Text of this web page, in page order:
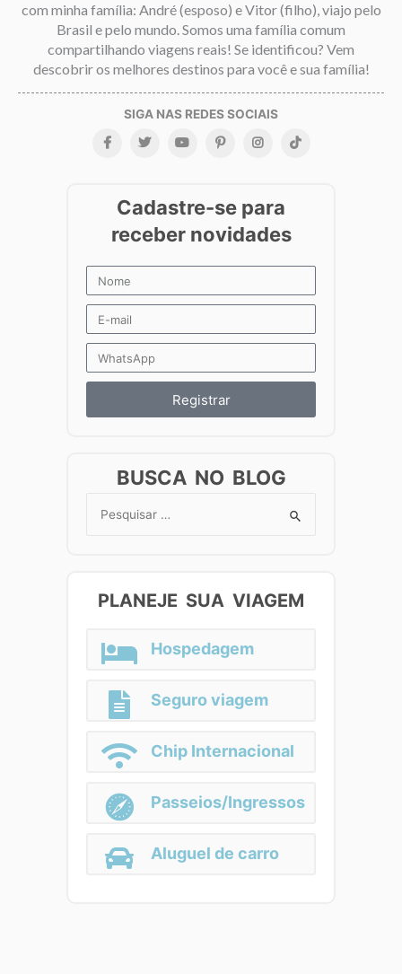
com minha família: André (esposo) e Vitor (filho), viajo pelo
Brasil e pelo mundo. Somos uma família comum
compartilhando viagens reais! Se identificou? Vem
descobrir os melhores destinos para você e sua família!
Registrar
BUSCA NO BLOG
Search
PLANEJE SUA VIAGEM
Hospedagem
Seguro viagem
Chip Internacional
Passeios/Ingressos
Aluguel de carro